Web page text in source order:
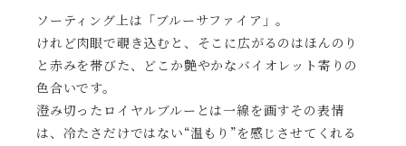
ソーティング上は「ブルーサファイア」。
けれど肉眼で覗き込むと、そこに広がるのはほんのり
と赤みを帯びた、どこか艶やかなバイオレット寄りの
色合いです。
澄み切ったロイヤルブルーとは一線を画すその表情
は、冷たさだけではない“温もり”を感じさせてくれる